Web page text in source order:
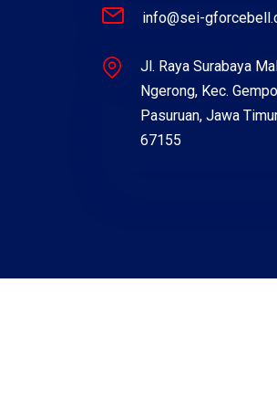
info@sei-
Jl. Raya Surabaya
Ngerong, Kec.
Pasuruan, Jawa
67155